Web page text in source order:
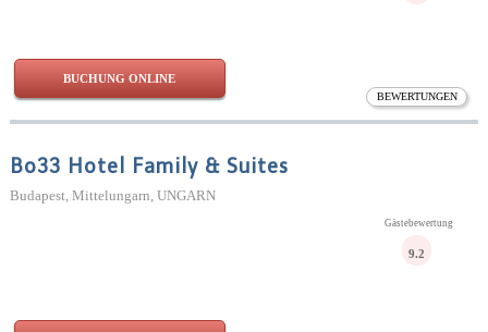
BEWERTUNGEN
BUCHUNG ONLINE
Bo33 Hotel Family & Suites
Budapest, Mittelungarn, UNGARN
Gästebewertung
9.2